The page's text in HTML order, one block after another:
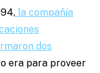
la compañía
dos
era para proveer